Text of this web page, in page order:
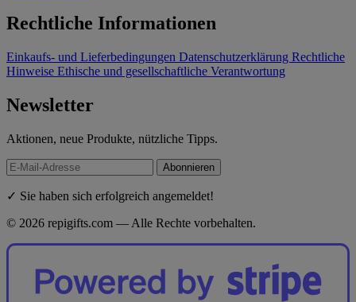
Rechtliche Informationen
Einkaufs- und Lieferbedingungen Datenschutzerklärung Rechtliche
Hinweise Ethische und gesellschaftliche Verantwortung
Newsletter
Aktionen, neue Produkte, nützliche Tipps.
Abonnieren
✓ Sie haben sich erfolgreich angemeldet!
© 2026 repigifts.com — Alle Rechte vorbehalten.